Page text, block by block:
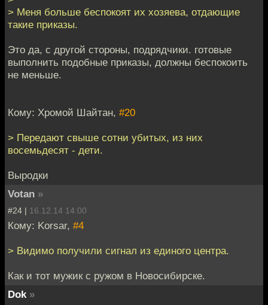
> Меня больше беспокоят их хозяева, отдающие
такие приказы.
Это да, с другой стороны, подрядчики. готовые
выполнить подобные приказы, должны беспокоить
не меньше.
Кому: Хромой Шайтан, #20
> Передают свыше сотни убитых, из них
восемьдесят - дети.
Выродки
Votan »
#24 | 16.12.14 14:00
Кому: Korsar, #4
> Видимо получили сигнал из единого центра.
Как и тот мужик с ружом в Новосибирске.
Dok »